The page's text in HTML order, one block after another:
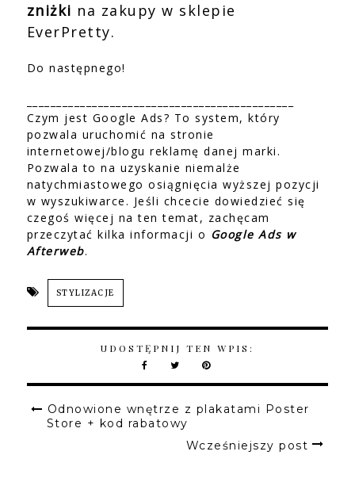
zniżki na zakupy w sklepie
EverPretty.
Do następnego!
Czym jest Google Ads? To system, który
pozwala uruchomić na stronie
internetowej/blogu reklamę danej marki.
Pozwala to na uzyskanie niemalże
natychmiastowego osiągnięcia wyższej pozycji
w wyszukiwarce. Jeśli chcecie dowiedzieć się
czegoś więcej na ten temat, zachęcam
przeczytać kilka informacji o Google Ads w
Afterweb.
STYLIZACJE
UDOSTĘPNIJ TEN WPIS:
Odnowione wnętrze z plakatami Poster
Store + kod rabatowy
Wcześniejszy post